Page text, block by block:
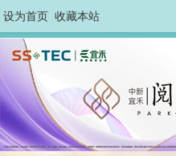
设为首页 收藏本站